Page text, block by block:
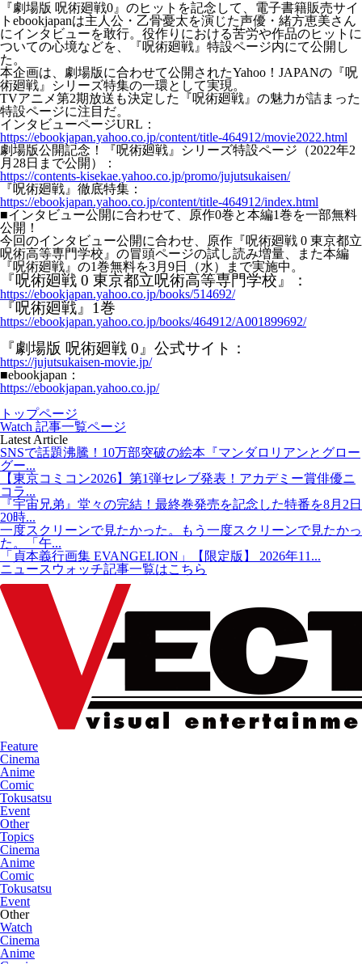
『劇場版 呪術廻戦0』のヒットを記念して、電子書籍販売サイ
トebookjapanは主人公・乙骨憂太を演じた声優・緒方恵美さん
にインタビューを敢行。役作りにおける苦労や作品のヒットに
ついての心境などを、『呪術廻戦』特設ページ内にて公開し
た。
本企画は、劇場版に合わせて公開されたYahoo！JAPANの『呪
術廻戦』シリーズ特集の一環として実現。
TVアニメ第2期放送も決定した『呪術廻戦』の魅力が詰まった
特設ページに注目だ。
インタビューページURL：
https://ebookjapan.yahoo.co.jp/content/title-464912/movie2022.html
劇場版公開記念！『呪術廻戦』シリーズ特設ページ（2022年2
月28日まで公開）：
https://contents-kisekae.yahoo.co.jp/promo/jujutsukaisen/
『呪術廻戦』徹底特集：
https://ebookjapan.yahoo.co.jp/content/title-464912/index.html
■インタビュー公開に合わせて、原作0巻と本編1巻を一部無料
公開！
今回のインタビュー公開に合わせ、原作『呪術廻戦 0 東京都立
呪術高等専門学校』の冒頭ページの試し読み増量、また本編
『呪術廻戦』の1巻無料を3月9日（水）まで実施中。
『呪術廻戦 0 東京都立呪術高等専門学校』：
https://ebookjapan.yahoo.co.jp/books/514692/
『呪術廻戦』1巻
https://ebookjapan.yahoo.co.jp/books/464912/A001899692/
『劇場版 呪術廻戦 0』公式サイト：
https://jujutsukaisen-movie.jp/
■ebookjapan：
https://ebookjapan.yahoo.co.jp/
トップページ
Watch 記事一覧ページ
Latest Article
SNSで話題沸騰！10万部突破の絵本『マンダロリアンとグロー
グー...
【東京コミコン2026】第1弾セレブ発表！アカデミー賞俳優ニ
コラ...
『宇宙兄弟』堂々の完結！最終巻発売を記念した特番を8月2日
20時...
一度スクリーンで見たかった。もう一度スクリーンで見たかっ
た。「午...
「貞本義行画集 EVANGELION」【限定版】 2026年11...
ニュースウォッチ記事一覧はこちら
Feature
Cinema
Anime
Comic
Tokusatsu
Event
Other
Topics
Cinema
Anime
Comic
Tokusatsu
Event
Other
Watch
Cinema
Anime